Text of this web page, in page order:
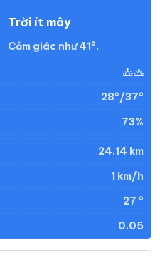
Trời ít mây
Cảm giác như 41°.
28°/37°
73%
24.14 km
1 km/h
27 °
0.05